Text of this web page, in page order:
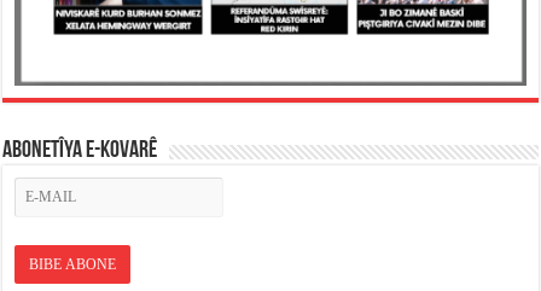
ABONETÎYA E-KOVARÊ